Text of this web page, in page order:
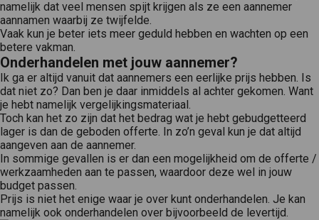
namelijk dat veel mensen spijt krijgen als ze een aannemer
aannamen waarbij ze twijfelde.
Vaak kun je beter iets meer geduld hebben en wachten op een
betere vakman.
Onderhandelen met jouw aannemer?
Ik ga er altijd vanuit dat aannemers een eerlijke prijs hebben. Is
dat niet zo? Dan ben je daar inmiddels al achter gekomen. Want
je hebt namelijk vergelijkingsmateriaal.
Toch kan het zo zijn dat het bedrag wat je hebt gebudgetteerd
lager is dan de geboden offerte. In zo’n geval kun je dat altijd
aangeven aan de aannemer.
In sommige gevallen is er dan een mogelijkheid om de offerte /
werkzaamheden aan te passen, waardoor deze wel in jouw
budget passen.
Prijs is niet het enige waar je over kunt onderhandelen. Je kan
namelijk ook onderhandelen over bijvoorbeeld de levertijd.